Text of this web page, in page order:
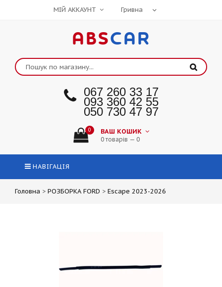
МІЙ АККАУНТ
ABSCAR
067 260 33 17
093 360 42 55
050 730 47 97
0 ВАШ КОШИК
0 товарів — 0
НАВІГАЦІЯ
Головна > РОЗБОРКА FORD > Escape 2023-2026